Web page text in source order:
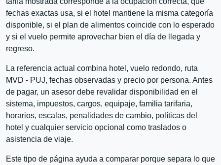
fechas exactas usa, si el hotel mantiene la misma categoría
disponible, si el plan de alimentos coincide con lo esperado
y si el vuelo permite aprovechar bien el día de llegada y
regreso.
La referencia actual combina hotel, vuelo redondo, ruta
MVD - PUJ, fechas observadas y precio por persona. Antes
de pagar, un asesor debe revalidar disponibilidad en el
sistema, impuestos, cargos, equipaje, familia tarifaria,
horarios, escalas, penalidades de cambio, políticas del
hotel y cualquier servicio opcional como traslados o
asistencia de viaje.
Este tipo de página ayuda a comparar porque separa lo que